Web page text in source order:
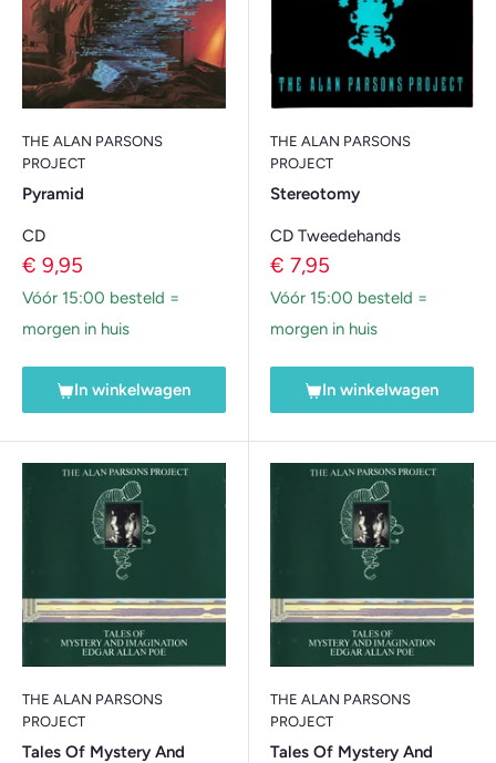
THE ALAN PARSONS
PROJECT
Pyramid
CD
Verkoopprijs
€ 9,95
Vóór 15:00 besteld =
morgen in huis
In winkelwagen
THE ALAN PARSONS
PROJECT
Stereotomy
CD Tweedehands
Verkoopprijs
€ 7,95
Vóór 15:00 besteld =
morgen in huis
In winkelwagen
THE ALAN PARSONS
PROJECT
Tales Of Mystery And
THE ALAN PARSONS
PROJECT
Tales Of Mystery And